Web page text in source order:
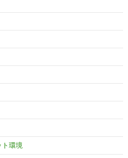
環境